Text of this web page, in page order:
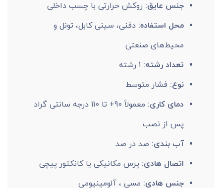
جنس عایق: روکش حرارتی با چسب داخلی
محل استفاده:دفنی، سینی کابل، تونل و
محیط‌های صنعتی
تعداد رشته:1 رشته
نوع: فشار متوسط
دمای کاری:
معمولاً 90+ تا 110 درجه سانتی گراد
پس از نصب
آب بندی: صد در صد
اتصال هادی: پرس مکانیکی یا کانکتور پیچی
جنس هادی: مسی ، آلومینیومی